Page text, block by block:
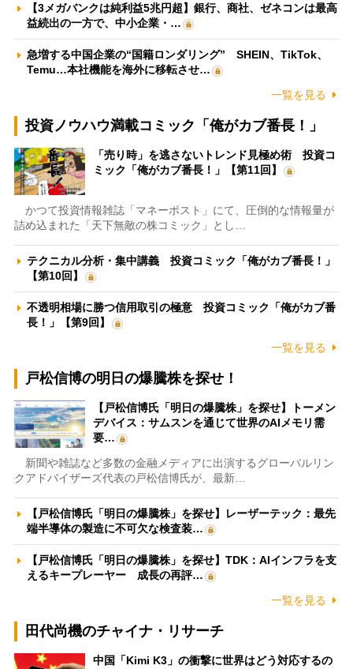
【3メガバンクは純利益5兆円超】銀行、商社、ゼネコンは最高
益続出の一方で、中小企業・…
急増する中国企業の“国籍ロンダリング” SHEIN、TikTok、
Temu…本社機能を海外に移転させ…
一覧を見る
投資ノウハウ満載コミック「俺がカブ番長！」
「売り時」を逃さないトレンド見極め術 投資コ
ミック「俺がカブ番長！」【第11回】
かつて投資情報雑誌「マネーポスト」にて、圧倒的な情報量が
詰め込まれた「天下無敵の株コミック」とし…
テクニカル分析・集中講義 投資コミック「俺がカブ番長！」
【第10回】
不透明相場に勝つ信用取引の極意 投資コミック「俺がカブ番
長！」【第9回】
一覧を見る
戸松信博の明日の爆騰株を探せ！
【戸松信博氏「明日の爆騰株」を探せ】トーメン
デバイス：サムスンを通じて世界のAIメモリ需
要…
新聞や雑誌など多数の金融メディアに出演するグローバルリン
クアドバイザーズ代表の戸松信博氏が、最新…
【戸松信博氏「明日の爆騰株」を探せ】レーザーテック：最先
端半導体の製造に不可欠な検査装…
【戸松信博氏「明日の爆騰株」を探せ】TDK：AIインフラを支
えるキープレーヤー 成長の再評…
一覧を見る
田代尚機のチャイナ・リサーチ
中国「Kimi K3」の衝撃に世界はどう対応するの